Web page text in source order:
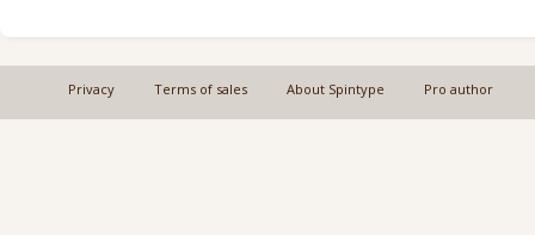
Privacy Terms of sales About Spintype Pro author